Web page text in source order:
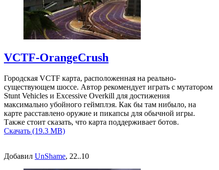
VCTF-OrangeCrush
Городская VCTF карта, расположенная на реально-
существующем шоссе. Автор рекомендует играть с мутатором
Stunt Vehicles и Excessive Overkill для достижения
максимально убойного геймплэя. Как бы там нибыло, на
карте расставлено оружие и пикапсы для обычной игры.
Также стоит сказать, что карта поддерживает ботов.
Скачать (19.3 MB)
Добавил UnShame, 22..10